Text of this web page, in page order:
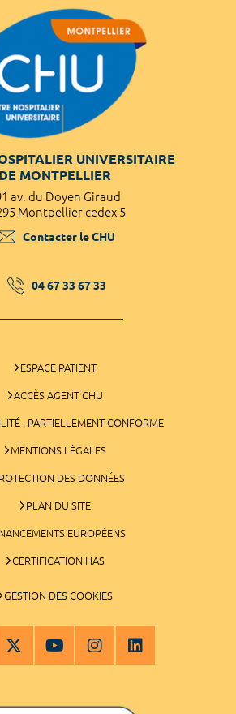
UNIVERSITAIRE
DE MONTPELLIER
av. du Doyen Giraud
Montpellier cedex 5
Contacter le CHU
04 67 33 67 33
ESPACE PATIENT
ACCÈS AGENT CHU
: PARTIELLEMENT CONFORME
MENTIONS LÉGALES
DES DONNÉES
PLAN DU SITE
EUROPÉENS
CERTIFICATION HAS
GESTION DES COOKIES